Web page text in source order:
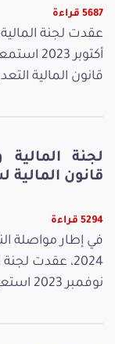
5687 قراءة
أكتوبر
قانون المالية التعديلي لسنة
لجنة
قانون المالية لسنة 2024 في
5294 قراءة
في إطار مواصلة
نوفمبر 2023 استعرضت خلالها مقترحات تعديل فص...